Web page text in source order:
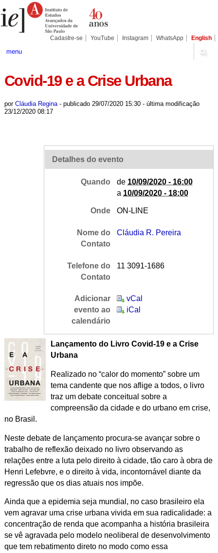
para
conteúdo.
Pessoais
Cadastre-se YouTube Instagram WhatsApp English
menu
Covid-19 e a Crise Urbana
por Cláudia Regina - publicado29/07/2020 15:30 - última modificação
23/12/2020 08:17
Detalhes do evento
Quando de 10/09/2020 - 16:00
a 10/09/2020 - 18:00
Onde ON-LINE
Nome do
Contato
Cláudia R. Pereira
Telefone do
Contato
11 3091-1686
Adicionar
evento ao
calendário
vCal
iCal
Lançamento do Livro Covid-19 e a Crise
Urbana
Realizado no “calor do momento” sobre um
tema candente que nos aflige a todos, o livro
traz um debate conceitual sobre a
compreensão da cidade e do urbano em crise,
no Brasil.
Neste debate de lançamento procura-se avançar sobre o
trabalho de reflexão deixado no livro observando as
relações entre a luta pelo direito à cidade, tão caro à obra de
Henri Lefebvre, e o direito à vida, incontornável diante da
regressão que os dias atuais nos impõe.
Ainda que a epidemia seja mundial, no caso brasileiro ela
vem agravar uma crise urbana vivida em sua radicalidade: a
concentração de renda que acompanha a história brasileira
se vê agravada pelo modelo neoliberal de desenvolvimento
que tem rebatimento direto no modo como essa